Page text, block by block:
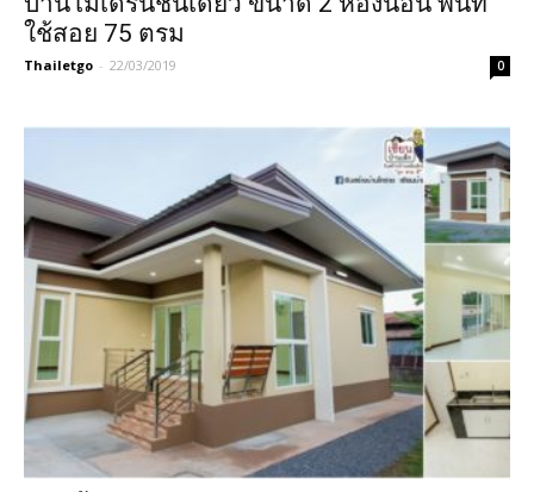
ใช้สอย 75 ตรม
Thailetgo - 22/03/2019 0